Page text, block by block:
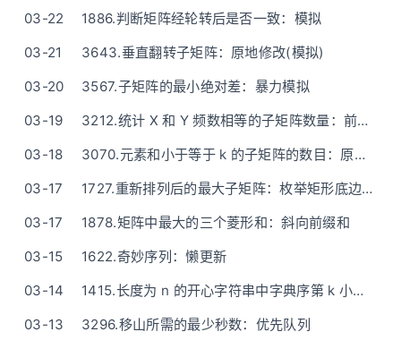
03-22
1886.判断矩阵经轮转后是否一致：模拟
03-21
3643.垂直翻转子矩阵：原地修改(模拟)
03-20
3567.子矩阵的最小绝对差：暴力模拟
03-19
3212.统计 X 和 Y 频数相等的子矩阵数量：前缀和
03-18
3070.元素和小于等于 k 的子矩阵的数目：原地修改(前缀和思想)
03-17
1727.重新排列后的最大子矩阵：枚举矩形底边是哪一行 + 排序
03-17
1878.矩阵中最大的三个菱形和：斜向前缀和
03-15
1622.奇妙序列：懒更新
03-14
1415.长度为 n 的开心字符串中字典序第 k 小的字符串：DFS构造 / 数学O(n)
03-13
3296.移山所需的最少秒数：优先队列